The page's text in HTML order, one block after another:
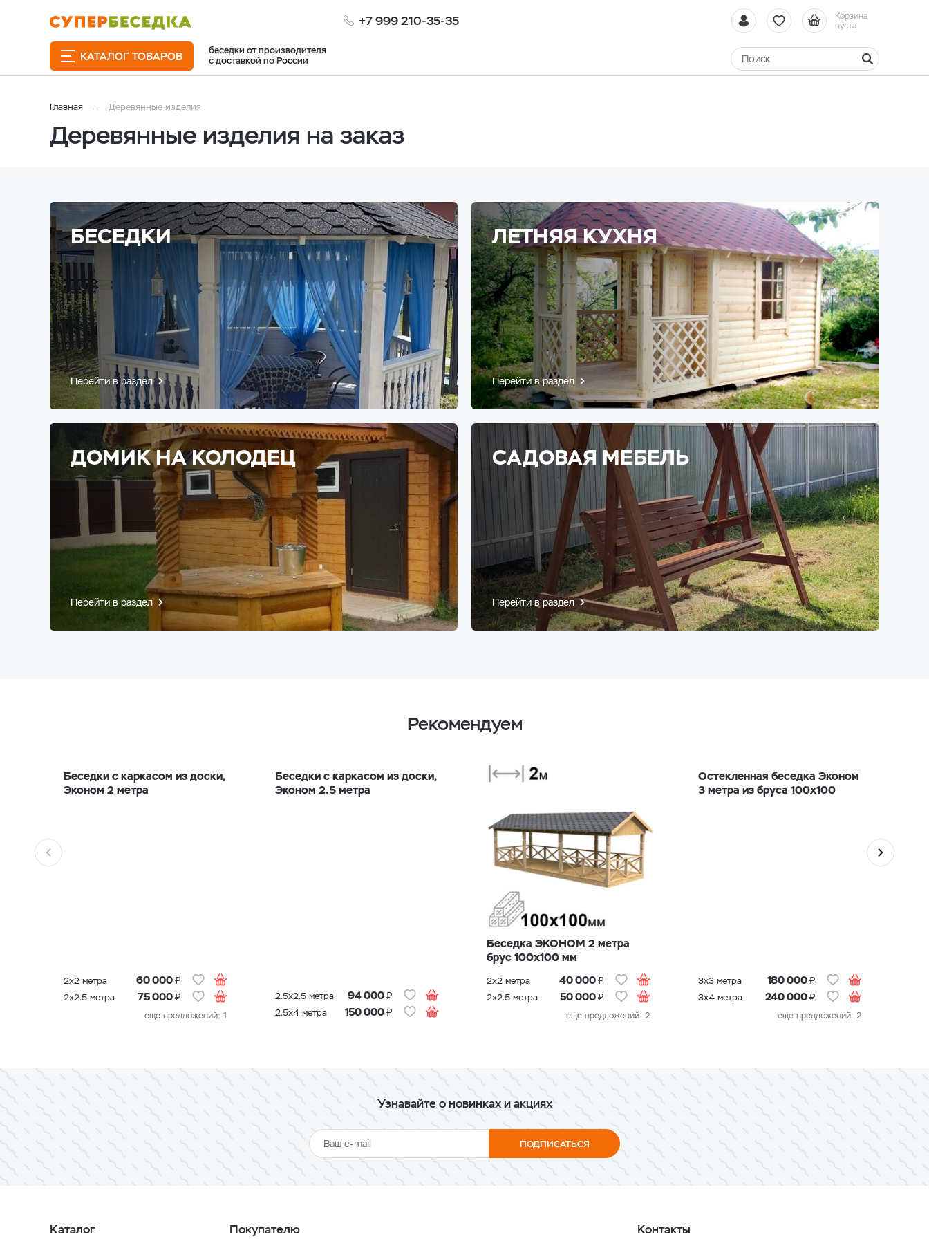
беседки от производителя
с доставкой по России
+7 999 210-35-35
Корзина
пуста
КАТАЛОГ ТОВАРОВ
Главная Деревянные изделия
Деревянные изделия на заказ
БЕСЕДКИ
Перейти в раздел
ЛЕТНЯЯ КУХНЯ
Перейти в раздел
ДОМИК НА КОЛОДЕЦ
Перейти в раздел
САДОВАЯ МЕБЕЛЬ
Перейти в раздел
Рекомендуем
Беседки с каркасом из доски,
Эконом 2 метра
2х2 метра 60 000₽
2х2.5 метра 75 000₽
еще предложений: 1
Беседки с каркасом из доски,
Эконом 2.5 метра
2.5х2.5 метра 94 000₽
2.5х4 метра 150 000₽
Беседка ЭКОНОМ 2 метра
брус 100х100 мм
2х2 метра 40 000₽
2х2.5 метра 50 000₽
еще предложений: 2
Остекленная беседка Эконом
3 метра из бруса 100х100
3х3 метра 180 000₽
3х4 метра 240 000₽
еще предложений: 2
Узнавайте о новинках и акциях
ПОДПИСАТЬСЯ
Каталог Покупателю Контакты